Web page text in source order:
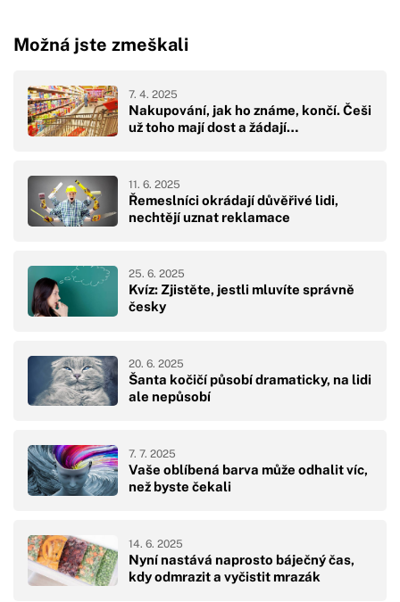
Možná jste zmeškali
Nakupování, jak ho známe, končí. Češi
už toho mají dost a žádají…
7. 4. 2025
Řemeslníci okrádají důvěřivé lidi,
nechtějí uznat reklamace
11. 6. 2025
Kvíz: Zjistěte, jestli mluvíte správně
česky
25. 6. 2025
Šanta kočičí působí dramaticky, na lidi
ale nepůsobí
20. 6. 2025
Vaše oblíbená barva může odhalit víc,
než byste čekali
7. 7. 2025
Nyní nastává naprosto báječný čas,
kdy odmrazit a vyčistit mrazák
14. 6. 2025